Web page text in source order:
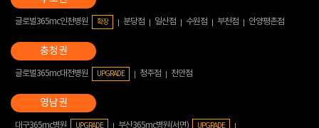
글로벌365mc인천병원 확장 분당점 일산점 수원점 부천점 안양평촌점
글로벌365mc대전병원 UPGRADE 청주점 천안점
대구365mc병원 UPGRADE 부산365mc병원(서면) UPGRADE